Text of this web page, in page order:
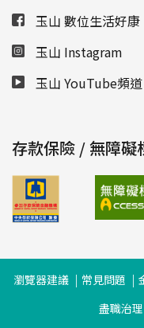
玉山 數位生活好康
玉山 Instagram
玉山 YouTube頻道
存款保險 / 無障礙
瀏覽器建議 常見問題
盡職治理